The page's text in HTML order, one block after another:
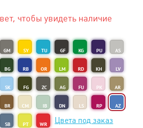
чтобы увидеть наличие
GM SY TU GF KG PU AS
BG RB OR LM RD KH LV
SK FG ZC AG FU PK AR
BR CM IB DN LS RP AZ
SB PT WR Цвета под заказ